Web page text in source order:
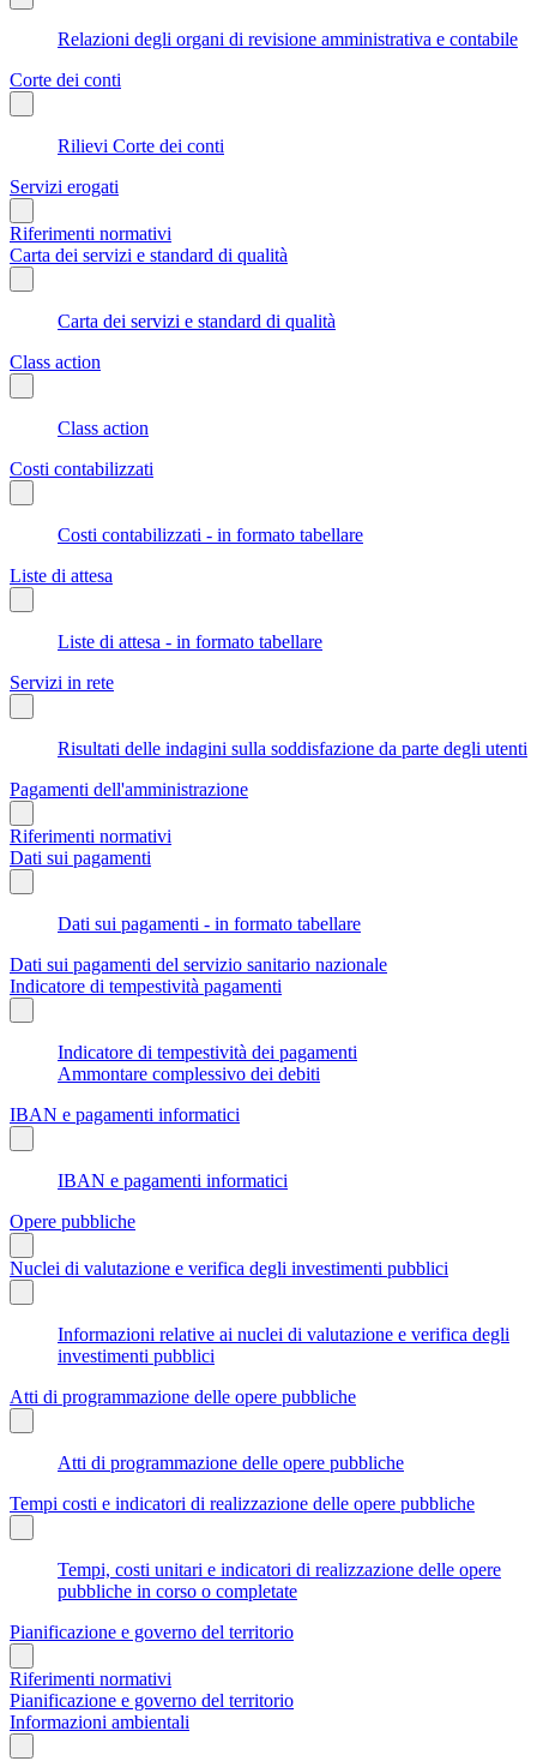
Relazioni degli organi di revisione amministrativa e contabile
Corte dei conti
Rilievi Corte dei conti
Servizi erogati
Riferimenti normativi
Carta dei servizi e standard di qualità
Carta dei servizi e standard di qualità
Class action
Class action
Costi contabilizzati
Costi contabilizzati - in formato tabellare
Liste di attesa
Liste di attesa - in formato tabellare
Servizi in rete
Risultati delle indagini sulla soddisfazione da parte degli utenti
Pagamenti dell'amministrazione
Riferimenti normativi
Dati sui pagamenti
Dati sui pagamenti - in formato tabellare
Dati sui pagamenti del servizio sanitario nazionale
Indicatore di tempestività pagamenti
Indicatore di tempestività dei pagamenti
Ammontare complessivo dei debiti
IBAN e pagamenti informatici
IBAN e pagamenti informatici
Opere pubbliche
Nuclei di valutazione e verifica degli investimenti pubblici
Informazioni relative ai nuclei di valutazione e verifica degli
investimenti pubblici
Atti di programmazione delle opere pubbliche
Atti di programmazione delle opere pubbliche
Tempi costi e indicatori di realizzazione delle opere pubbliche
Tempi, costi unitari e indicatori di realizzazione delle opere
pubbliche in corso o completate
Pianificazione e governo del territorio
Riferimenti normativi
Pianificazione e governo del territorio
Informazioni ambientali